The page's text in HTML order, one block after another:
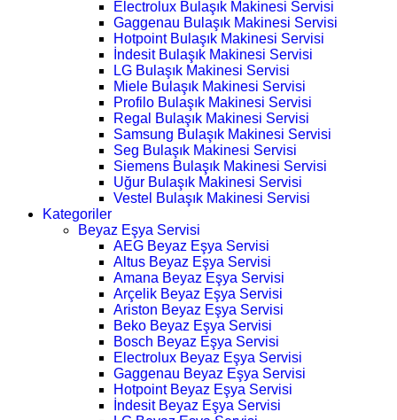
Electrolux Bulaşık Makinesi Servisi
Gaggenau Bulaşık Makinesi Servisi
Hotpoint Bulaşık Makinesi Servisi
İndesit Bulaşık Makinesi Servisi
LG Bulaşık Makinesi Servisi
Miele Bulaşık Makinesi Servisi
Profilo Bulaşık Makinesi Servisi
Regal Bulaşık Makinesi Servisi
Samsung Bulaşık Makinesi Servisi
Seg Bulaşık Makinesi Servisi
Siemens Bulaşık Makinesi Servisi
Uğur Bulaşık Makinesi Servisi
Vestel Bulaşık Makinesi Servisi
Kategoriler
Beyaz Eşya Servisi
AEG Beyaz Eşya Servisi
Altus Beyaz Eşya Servisi
Amana Beyaz Eşya Servisi
Arçelik Beyaz Eşya Servisi
Ariston Beyaz Eşya Servisi
Beko Beyaz Eşya Servisi
Bosch Beyaz Eşya Servisi
Electrolux Beyaz Eşya Servisi
Gaggenau Beyaz Eşya Servisi
Hotpoint Beyaz Eşya Servisi
İndesit Beyaz Eşya Servisi